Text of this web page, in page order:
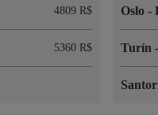
4809 R$
5360 R$
Oslo-
Turín